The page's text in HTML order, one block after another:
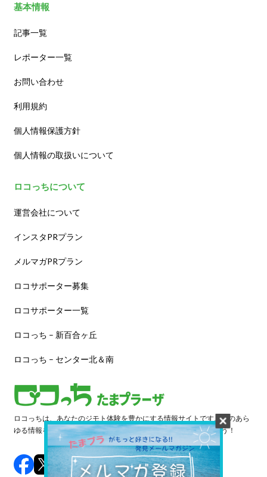
基本情報
記事一覧
レポーター一覧
お問い合わせ
利用規約
個人情報保護方針
個人情報の取扱いについて
ロコっちについて
運営会社について
インスタPRプラン
メルマガPRプラン
ロコサポーター募集
ロコサポーター一覧
ロコっち – 新百合ヶ丘
ロコっち – センター北＆南
ロコっちは、あなたのジモト体験を豊かにする情報サイトです。街のあら
ゆる情報を収集し、日々更新しています。早速情報を探してみよう！